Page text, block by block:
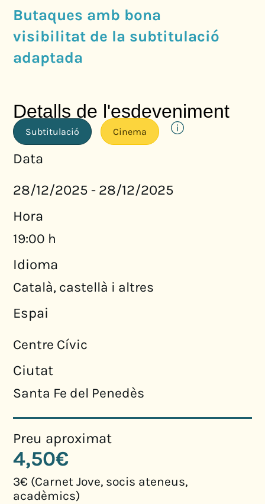
Butaques amb bona
visibilitat de la subtitulació
adaptada
Detalls de l'esdeveniment
Subtitulació Cinema
Data
28/12/2025 - 28/12/2025
Hora
19:00 h
Idioma
Català, castellà i altres
Espai
Centre Cívic
Ciutat
Santa Fe del Penedès
Preu aproximat
4,50€
3€ (Carnet Jove, socis ateneus,
acadèmics)